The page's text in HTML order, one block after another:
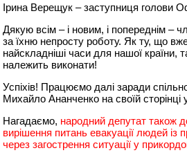
Ірина Верещук – заступниця голови
Дякую всім – і новим, і попереднім –
за їхню непросту роботу. Як ту, що
найскладніші часи для нашої країни,
належить виконати!
Успіхів! Працюємо далі заради
Михайло Ананченко на своїй сторінці
Нагадаємо, народний депутат також
вирішення питань евакуації людей
через загострення ситуації у